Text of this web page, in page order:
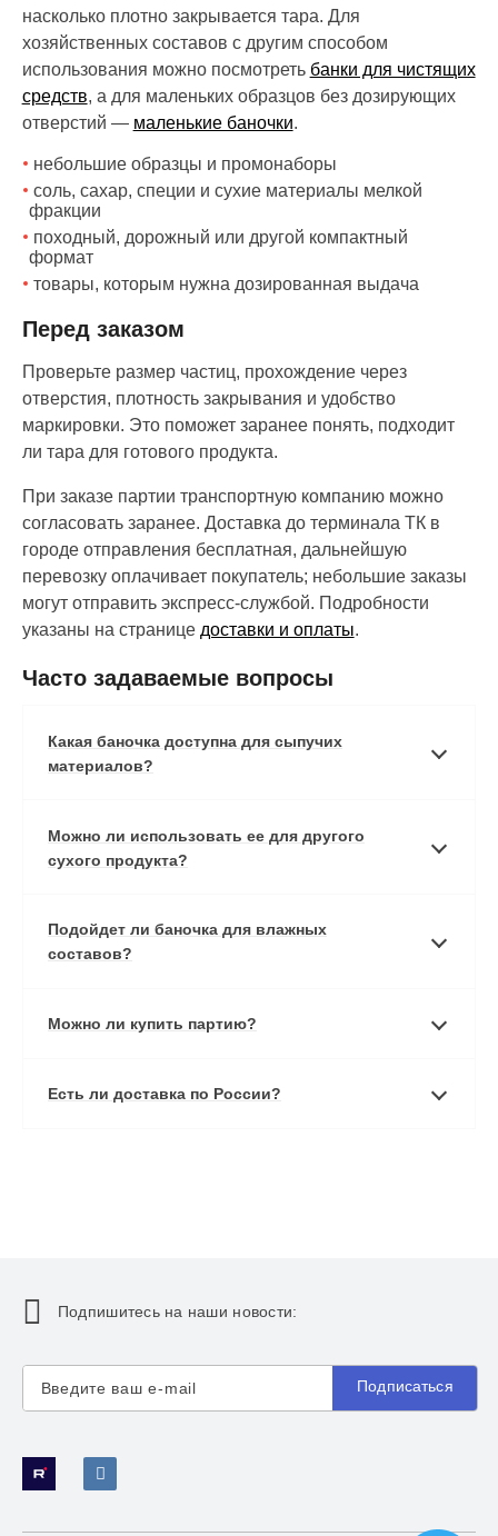
насколько плотно закрывается тара. Для
хозяйственных составов с другим способом
использования можно посмотреть банки для чистящих
средств, а для маленьких образцов без дозирующих
отверстий — маленькие баночки.
небольшие образцы и промонаборы
соль, сахар, специи и сухие материалы мелкой
фракции
походный, дорожный или другой компактный
формат
товары, которым нужна дозированная выдача
Перед заказом
Проверьте размер частиц, прохождение через
отверстия, плотность закрывания и удобство
маркировки. Это поможет заранее понять, подходит
ли тара для готового продукта.
При заказе партии транспортную компанию можно
согласовать заранее. Доставка до терминала ТК в
городе отправления бесплатная, дальнейшую
перевозку оплачивает покупатель; небольшие заказы
могут отправить экспресс-службой. Подробности
указаны на странице доставки и оплаты.
Часто задаваемые вопросы
Какая баночка доступна для сыпучих
материалов?
Можно ли использовать ее для другого
сухого продукта?
Подойдет ли баночка для влажных
составов?
Можно ли купить партию?
Есть ли доставка по России?
Подпишитесь на наши новости:
Подписаться